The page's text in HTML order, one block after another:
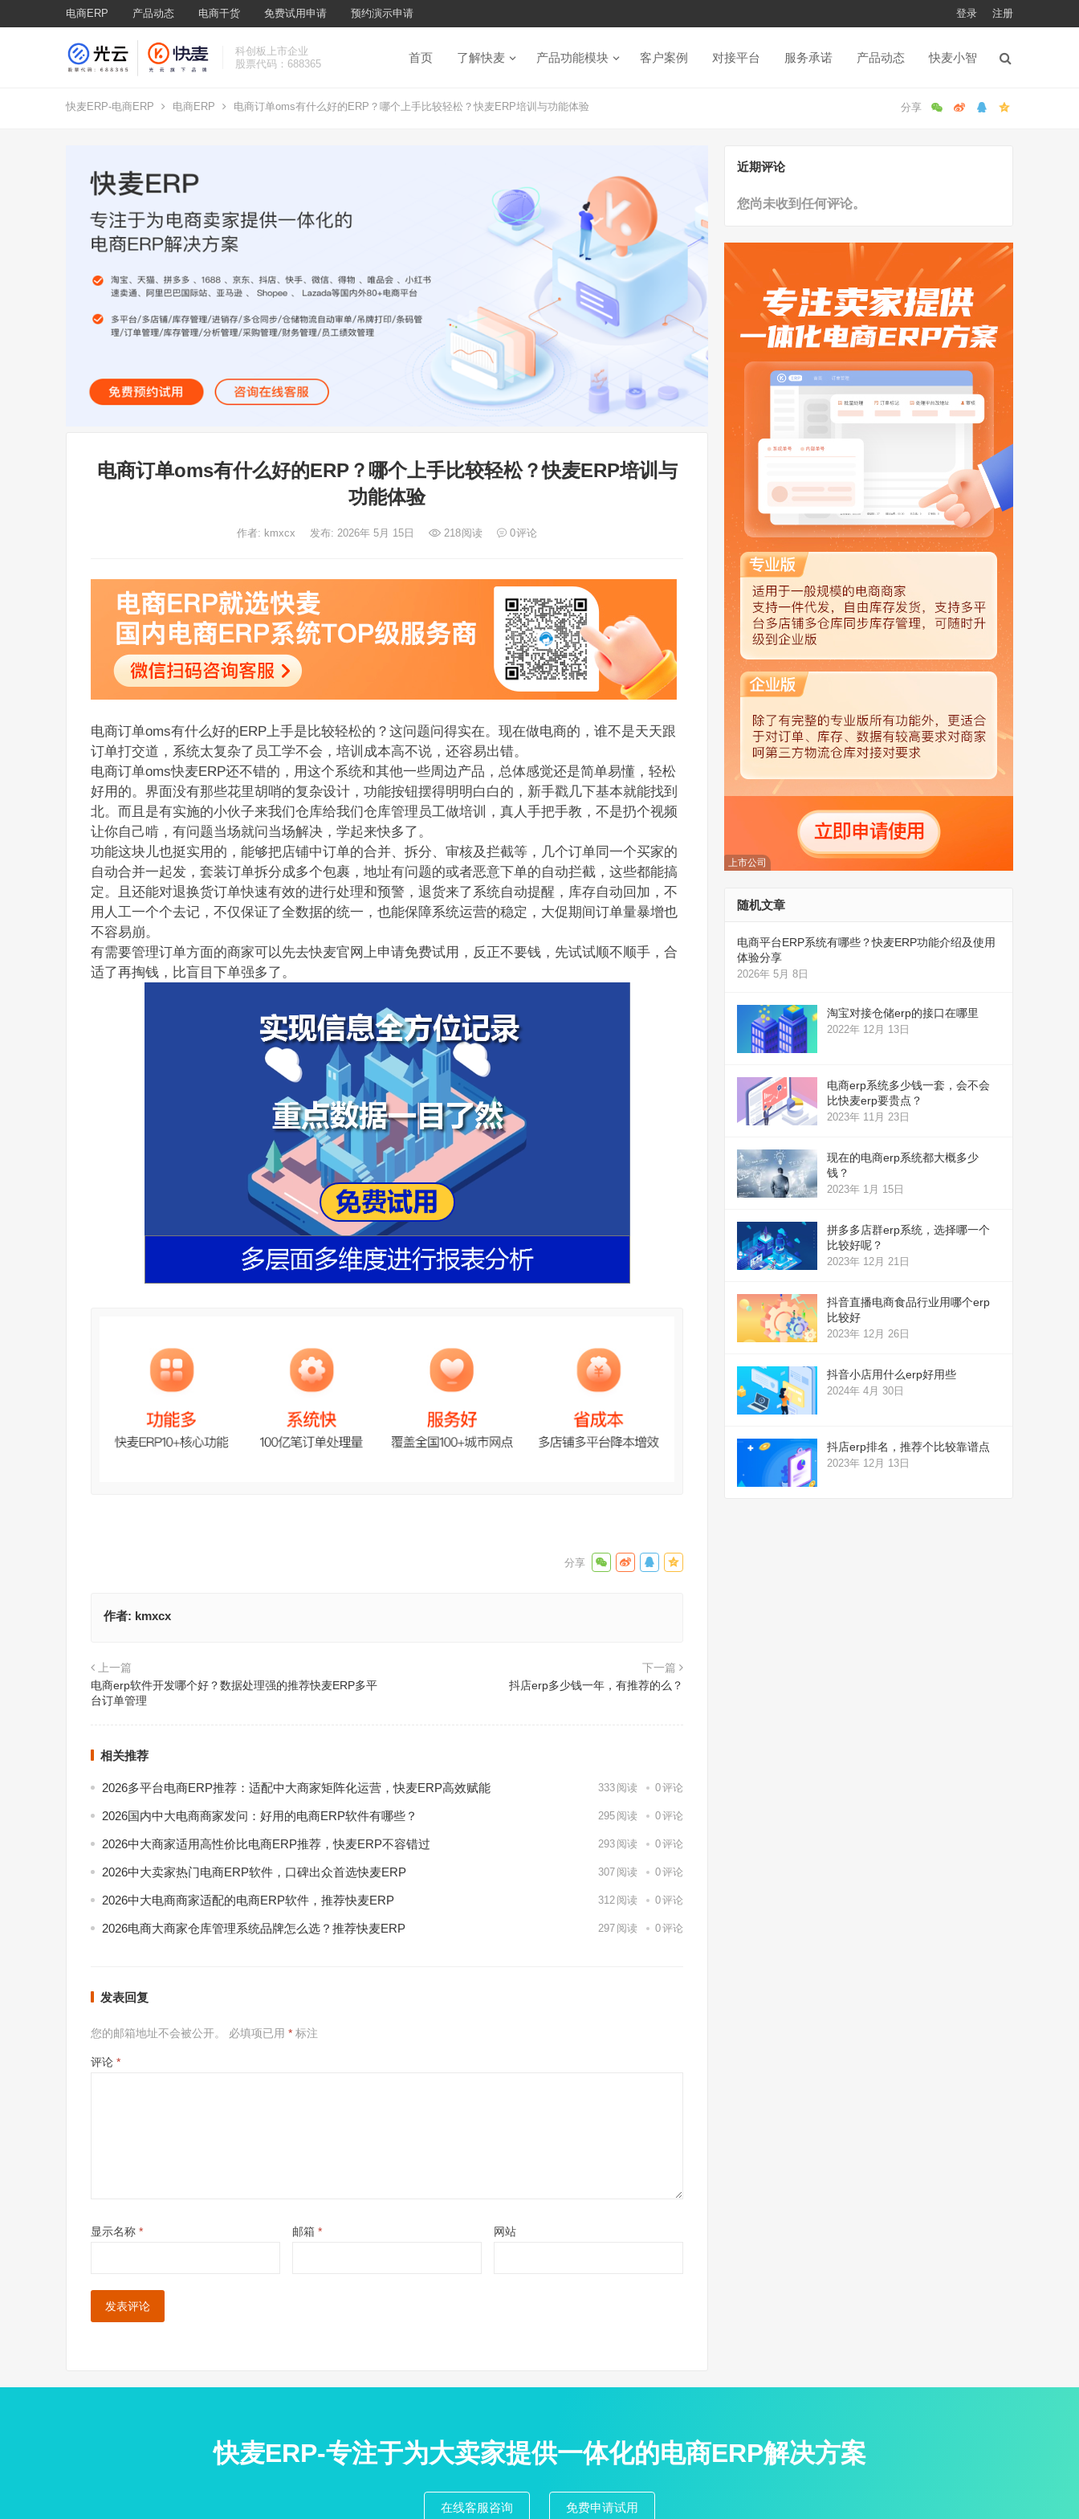
电商ERP 产品动态 电商干货 免费试用申请 预约演示申请 登录 注册
科创板上市企业
股票代码：688365
首页 了解快麦 产品功能模块 客户案例 对接平台 服务承诺 产品动态 快麦小智
快麦ERP-电商ERP 电商ERP 电商订单oms有什么好的ERP？哪个上手比较轻松？快麦ERP培训与功能体验
电商订单oms有什么好的ERP？哪个上手比较轻松？快麦ERP培训与
功能体验
作者: kmxcx 发布: 2026年 5月 15日 218阅读 0评论
电商订单oms有什么好的ERP上手是比较轻松的？这问题问得实在。现在做电商的，谁不是天天跟
订单打交道，系统太复杂了员工学不会，培训成本高不说，还容易出错。
电商订单oms快麦ERP还不错的，用这个系统和其他一些周边产品，总体感觉还是简单易懂，轻松
好用的。界面没有那些花里胡哨的复杂设计，功能按钮摆得明明白白的，新手戳几下基本就能找到
北。而且是有实施的小伙子来我们仓库给我们仓库管理员工做培训，真人手把手教，不是扔个视频
让你自己啃，有问题当场就问当场解决，学起来快多了。
功能这块儿也挺实用的，能够把店铺中订单的合并、拆分、审核及拦截等，几个订单同一个买家的
自动合并一起发，套装订单拆分成多个包裹，地址有问题的或者恶意下单的自动拦截，这些都能搞
定。且还能对退换货订单快速有效的进行处理和预警，退货来了系统自动提醒，库存自动回加，不
用人工一个个去记，不仅保证了全数据的统一，也能保障系统运营的稳定，大促期间订单量暴增也
不容易崩。
有需要管理订单方面的商家可以先去快麦官网上申请免费试用，反正不要钱，先试试顺不顺手，合
适了再掏钱，比盲目下单强多了。
作者: kmxcx
上一篇
电商erp软件开发哪个好？数据处理强的推荐快麦ERP多平
台订单管理
下一篇
抖店erp多少钱一年，有推荐的么？
相关推荐
2026多平台电商ERP推荐：适配中大商家矩阵化运营，快麦ERP高效赋能 333 阅读 0评论
2026国内中大电商商家发问：好用的电商ERP软件有哪些？ 295 阅读 0评论
2026中大商家适用高性价比电商ERP推荐，快麦ERP不容错过 293 阅读 0评论
2026中大卖家热门电商ERP软件，口碑出众首选快麦ERP 307 阅读 0评论
2026中大电商商家适配的电商ERP软件，推荐快麦ERP 312 阅读 0评论
2026电商大商家仓库管理系统品牌怎么选？推荐快麦ERP 297 阅读 0评论
发表回复
您的邮箱地址不会被公开。 必填项已用 * 标注
评论 *
显示名称 * 邮箱 * 网站
近期评论
您尚未收到任何评论。
上市公司
随机文章
电商平台ERP系统有哪些？快麦ERP功能介绍及使用
体验分享
2026年 5月 8日
淘宝对接仓储erp的接口在哪里
2022年 12月 13日
电商erp系统多少钱一套，会不会
比快麦erp要贵点？
2023年 11月 23日
现在的电商erp系统都大概多少
钱？
2023年 1月 15日
拼多多店群erp系统，选择哪一个
比较好呢？
2023年 12月 21日
抖音直播电商食品行业用哪个erp
比较好
2023年 12月 26日
抖音小店用什么erp好用些
2024年 4月 30日
抖店erp排名，推荐个比较靠谱点
2023年 12月 13日
快麦ERP-专注于为大卖家提供一体化的电商ERP解决方案
在线客服咨询 免费申请试用